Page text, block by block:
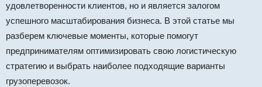
удовлетворенности клиентов, но и является залогом
успешного масштабирования бизнеса. В этой статье мы
разберем ключевые моменты, которые помогут
предпринимателям оптимизировать свою логистическую
стратегию и выбрать наиболее подходящие варианты
грузоперевозок.